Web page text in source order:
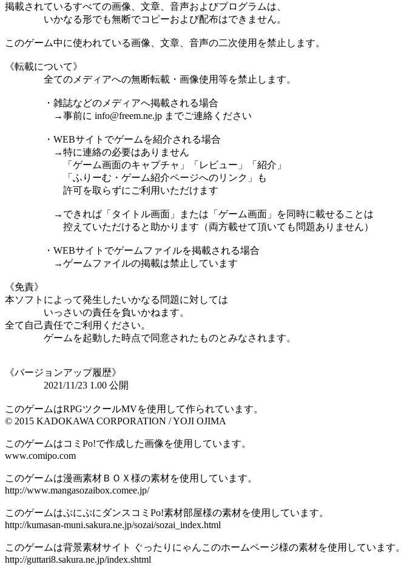
掲載されているすべての画像、文章、音声およびプログラムは、
いかなる形でも無断でコピーおよび配布はできません。
このゲーム中に使われている画像、文章、音声の二次使用を禁止します。
《転載について》
全てのメディアへの無断転載・画像使用等を禁止します。
・雑誌などのメディアへ掲載される場合
→事前に info@freem.ne.jp までご連絡ください
・WEBサイトでゲームを紹介される場合
→特に連絡の必要はありません
「ゲーム画面のキャプチャ」「レビュー」「紹介」
「ふりーむ・ゲーム紹介ページへのリンク」も
許可を取らずにご利用いただけます
→できれば「タイトル画面」または「ゲーム画面」を同時に載せることは
控えていただけると助かります（両方載せて頂いても問題ありません）
・WEBサイトでゲームファイルを掲載される場合
→ゲームファイルの掲載は禁止しています
《免責》
本ソフトによって発生したいかなる問題に対しては
いっさいの責任を負いかねます。
全て自己責任でご利用ください。
ゲームを起動した時点で同意されたものとみなされます。
《バージョンアップ履歴》
2021/11/23 1.00 公開
このゲームはRPGツクールMVを使用して作られています。
© 2015 KADOKAWA CORPORATION / YOJI OJIMA
このゲームはコミPo!で作成した画像を使用しています。
www.comipo.com
このゲームは漫画素材ＢＯＸ様の素材を使用しています。
http://www.mangasozaibox.comee.jp/
このゲームはぷにぷにダンスコミPo!素材部屋様の素材を使用しています。
http://kumasan-muni.sakura.ne.jp/sozai/sozai_index.html
このゲームは背景素材サイト ぐったりにゃんこのホームページ様の素材を使用しています。
http://guttari8.sakura.ne.jp/index.shtml